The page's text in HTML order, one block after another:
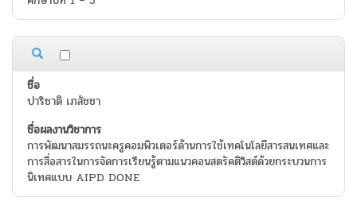
ปาริชาติ เภสัชชา
การพัฒนาสมรรถนะครูคอมพิวเตอร์ด้านการใช้เทคโนโลยีสารสนเทศและ
การสื่อสารในการจัดการเรียนรู้ตามแนวคอนสตรัคติวิสต์ด้วยกระบวนการ
นิเทศแบบ AIPD DONE